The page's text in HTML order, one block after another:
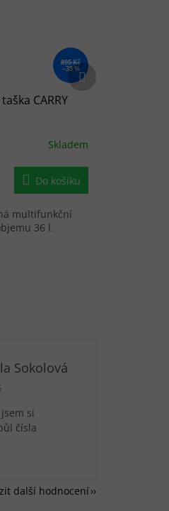
895 Kč
–35 %
CARRY
Skladem
Do košíku
multifunkční
36 l.
Další produkt
Sokolová
obchodu je 5 z 5 hvězdiček.
si
čísla
další hodnocení